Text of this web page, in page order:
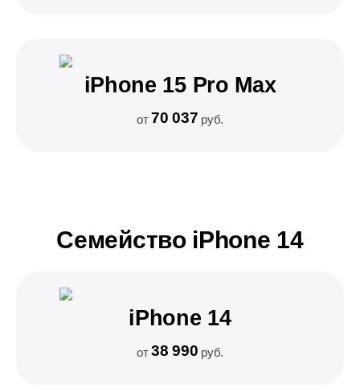
iPhone 15 Pro Max
от70 037 руб.
Семейство iPhone 14
iPhone 14
от38 990 руб.